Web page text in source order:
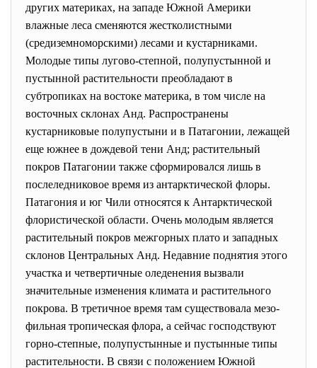
других материках, на западе Южной Америки
влажные леса сменяются жестколистными
(средиземноморскими) лесами и кустарниками.
Молодые типы лугово-степной, полупустынной и
пустынной растительности преобладают в
субтропиках на востоке материка, в том числе на
восточных склонах Анд. Распространены
кустарниковые полупустыни и в Патагонии, лежащей
еще южнее в дождевой тени Анд; растительный
покров Патагонии также сформировался лишь в
послеледниковое время из антарктической флоры.
Патагония и юг Чили относятся к Антарктической
флористической области. Очень молодым является
растительный покров межгорных плато и западных
склонов Центральных Анд. Недавние поднятия этого
участка и четвертичные оледенения вызвали
значительные изменения климата и растительного
покрова. В третичное время там существовала мезо-
фильная тропическая флора, а сейчас господствуют
горно-степные, полупустынные и пустынные типы
растительности. В связи с положением Южной